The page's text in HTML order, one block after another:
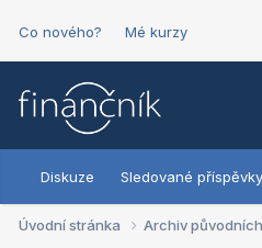
Co nového? Mé kurzy
Diskuze Sledované příspěvky
Úvodní stránka Archiv